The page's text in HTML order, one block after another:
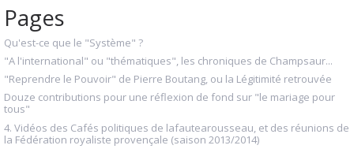
Pages
Qu'est-ce que le "Système" ?
"A l'international" ou "thématiques", les chroniques de Champsaur...
"Reprendre le Pouvoir" de Pierre Boutang, ou la Légitimité retrouvée
Douze contributions pour une réflexion de fond sur "le mariage pour
tous"
4. Vidéos des Cafés politiques de lafautearousseau, et des réunions de
la Fédération royaliste provençale (saison 2013/2014)